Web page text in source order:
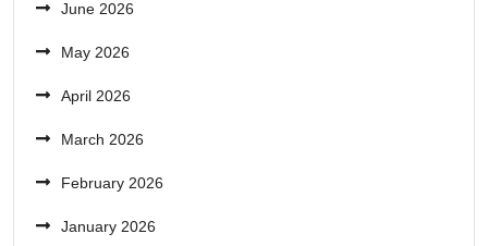
June 2026
May 2026
April 2026
March 2026
February 2026
January 2026